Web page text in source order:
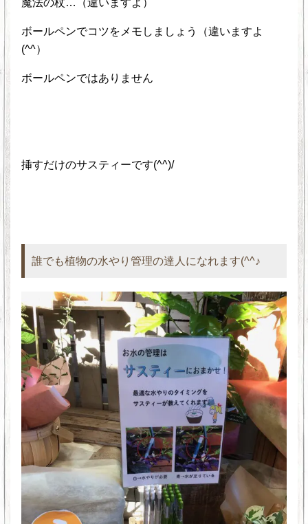
ボールペンでコツをメモしましょう（違いますよ
(^^）
ボールペンではありません
挿すだけのサスティーです(^^)/
誰でも植物の水やり管理の達人になれます(^^♪